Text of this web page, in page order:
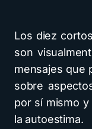
Los diez
son
mensajes que
sobre
por sí mismo
la autoestima.